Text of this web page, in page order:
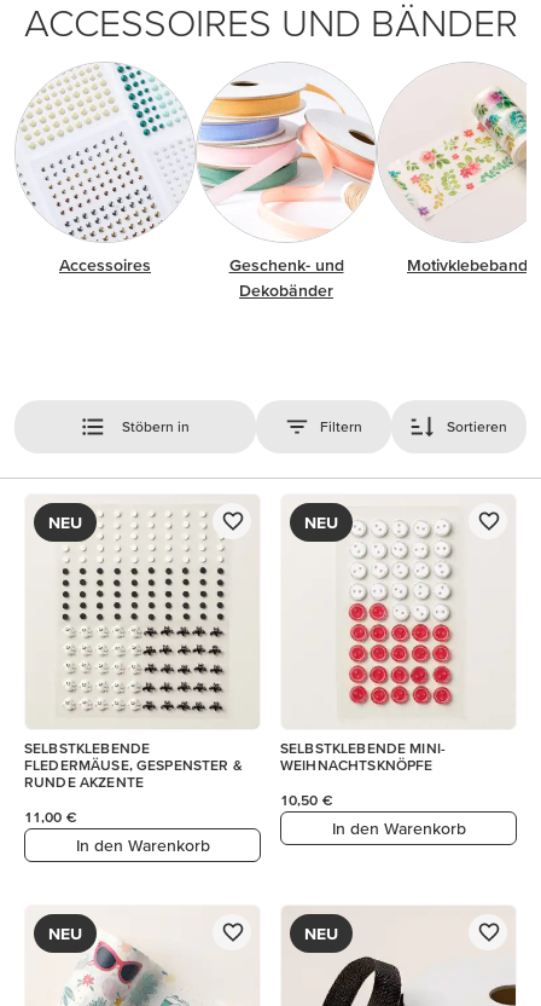
ACCESSOIRES UND BÄNDER
Accessoires
Geschenk- und
Dekobänder
Motivklebeband
Stöbern in Filtern Sortieren
NEU
SELBSTKLEBENDE
FLEDERMÄUSE, GESPENSTER &
RUNDE AKZENTE
11,00 €
In den Warenkorb
NEU
SELBSTKLEBENDE MINI-
WEIHNACHTSKNÖPFE
10,50 €
In den Warenkorb
NEU NEU